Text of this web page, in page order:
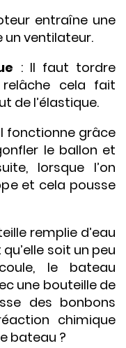
entraîne une
un ventilateur.
: Il faut tordre
relâche cela fait
de l’élastique.
fonctionne grâce
le ballon et
lorsque l’on
et cela pousse
remplie d’eau
soit un peu
le bateau
une bouteille de
des bonbons
chimique
bateau ?